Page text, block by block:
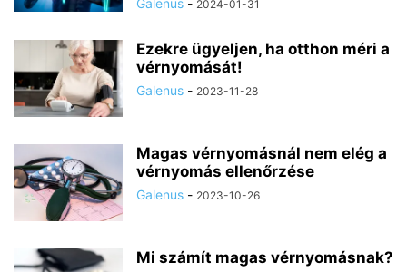
Galenus - 2024-01-31
Ezekre ügyeljen, ha otthon méri a
vérnyomását!
Galenus - 2023-11-28
Magas vérnyomásnál nem elég a
vérnyomás ellenőrzése
Galenus - 2023-10-26
Mi számít magas vérnyomásnak?